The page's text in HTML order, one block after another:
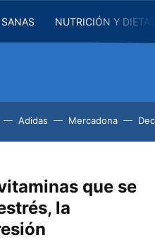
SANAS NUTRICIÓN Y
Adidas Mercadona
que se
la